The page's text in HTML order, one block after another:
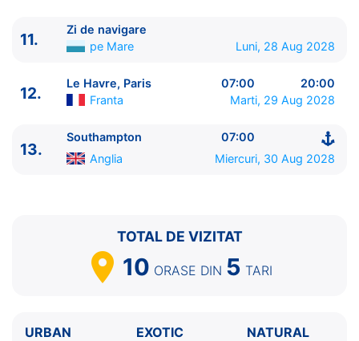
11.
Zi de navigare
pe Mare
Luni, 28 Aug 2028
12.
Le Havre, Paris 07:00
20:00
Franta
Marti, 29 Aug 2028
13.
Southampton
07:00
Anglia
Miercuri, 30 Aug 2028
TOTAL DE VIZITAT
10 ORASE DIN 5 TARI
URBAN
EXOTIC
NATURAL